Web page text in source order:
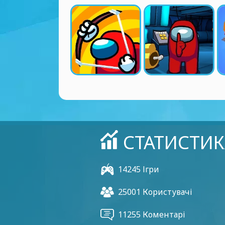
14245 Ігри
25001 Користувачі
11255 Коментарі